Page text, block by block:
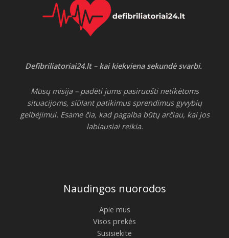
Defibriliatoriai24.lt – kai kiekviena sekundė svarbi.
Mūsų misija – padėti jums pasiruošti netikėtoms
situacijoms, siūlant patikimus sprendimus gyvybių
gelbėjimui. Esame čia, kad pagalba būtų arčiau, kai jos
labiausiai reikia.
Naudingos nuorodos
Apie mus
Visos prekės
Susisiekite